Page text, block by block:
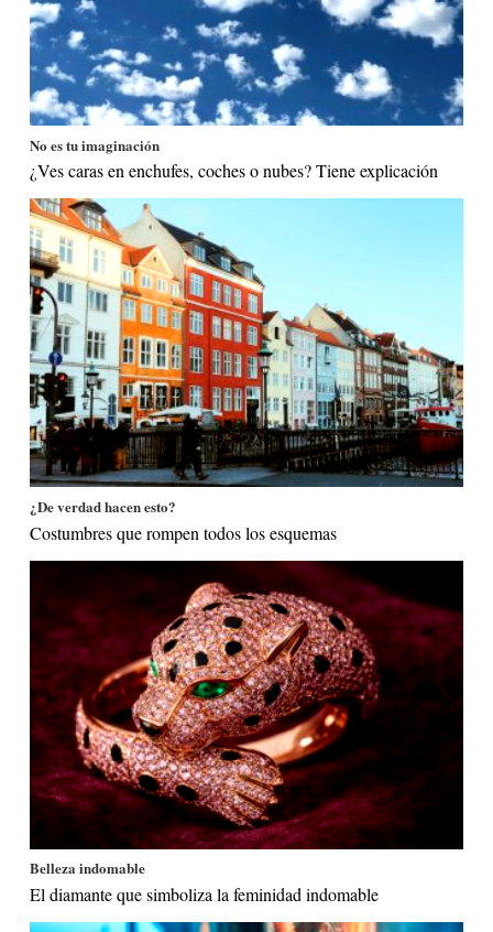
No es tu imaginación
¿Ves caras en enchufes, coches o nubes? Tiene explicación
¿De verdad hacen esto?
Costumbres que rompen todos los esquemas
Belleza indomable
El diamante que simboliza la feminidad indomable